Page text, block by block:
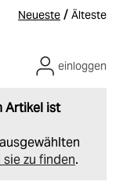
Neueste / Älteste
Artikel ist
zu finden.
einloggen